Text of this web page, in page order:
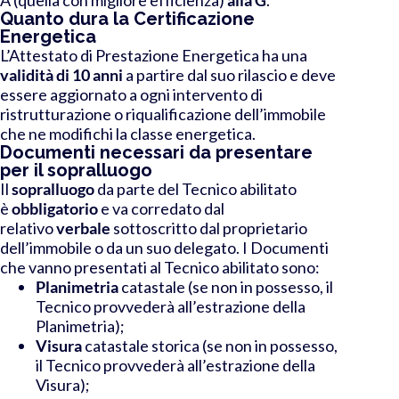
Quanto dura la Certificazione
Energetica
L’Attestato di Prestazione Energetica ha una
validità di 10 anni a partire dal suo rilascio e deve
essere aggiornato a ogni intervento di
ristrutturazione o riqualificazione dell’immobile
che ne modifichi la classe energetica.
Documenti necessari da presentare
per il sopralluogo
Ilsopralluogoda parte del Tecnico abilitato
èobbligatorioe va corredato dal
relativoverbale sottoscritto dal proprietario
dell’immobile o da un suo delegato. I Documenti
che vanno presentati al Tecnico abilitato sono:
Planimetriacatastale (se non in possesso, il
Tecnico provvederà all’estrazione della
Planimetria);
Visuracatastale storica (se non in possesso,
il Tecnico provvederà all’estrazione della
Visura);